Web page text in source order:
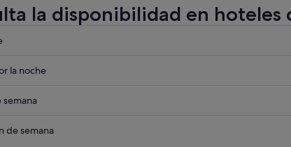
la disponibilidad en hoteles
la noche
semana
de semana